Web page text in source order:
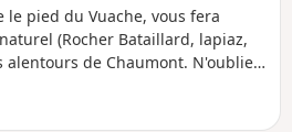
pied du Vuache, vous fera
(Rocher Bataillard, lapiaz,
de Chaumont. N'oubliez
vue panoramique.